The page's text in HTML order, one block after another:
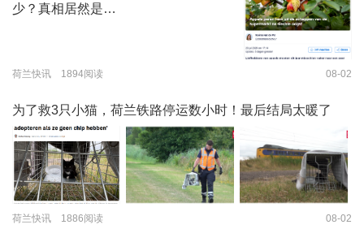
少？真相居然是…
荷兰快讯 1894阅读 08-02
为了救3只小猫，荷兰铁路停运数小时！最后结局太暖了
荷兰快讯 1886阅读 08-02